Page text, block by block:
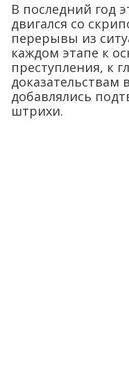
В последний год
двигался со
перерывы из
каждом этапе к
преступления, к
добавлялись
штрихи.